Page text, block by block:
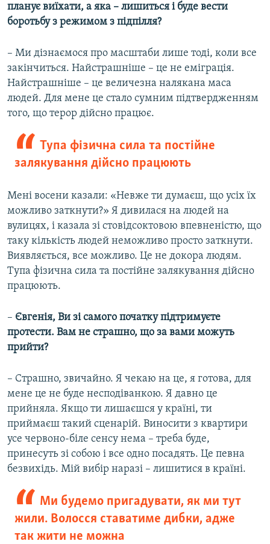
планує виїхати, а яка – лишиться і буде вести
боротьбу з режимом з підпілля?
– Ми дізнаємося про масштаби лише тоді, коли все
закінчиться. Найстрашніше – це не еміграція.
Найстрашніше – це величезна налякана маса
людей. Для мене це стало сумним підтвердженням
того, що терор дійсно працює.
Тупа фізична сила та постійне
залякування дійсно працюють
Мені восени казали: «Невже ти думаєш, що усіх їх
можливо заткнути?» Я дивилася на людей на
вулицях, і казала зі стовідсоктовою впевненістю, що
таку кількість людей неможливо просто заткнути.
Виявляється, все можливо. Це не докора людям.
Тупа фізична сила та постійне залякування дійсно
працюють.
– Євгенія, Ви зі самого початку підтримуєте
протести. Вам не страшно, що за вами можуть
прийти?
– Страшно, звичайно. Я чекаю на це, я готова, для
мене це не буде несподіванкою. Я давно це
прийняла. Якщо ти лишаєшся у країні, ти
приймаєш такий сценарій. Виносити з квартири
усе червоно-біле сенсу нема – треба буде,
принесуть зі собою і все одно посадять. Це певна
безвихідь. Мій вибір наразі – лишитися в країні.
Ми будемо пригадувати, як ми тут
жили. Волосся ставатиме дибки, адже
так жити не можна